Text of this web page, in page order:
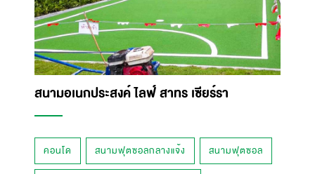
สนามอเนกประสงค์ ไลฟ์ สาทร เซียร์รา
คอนโด สนามฟุตซอลกลางแจ้ง สนามฟุตซอล